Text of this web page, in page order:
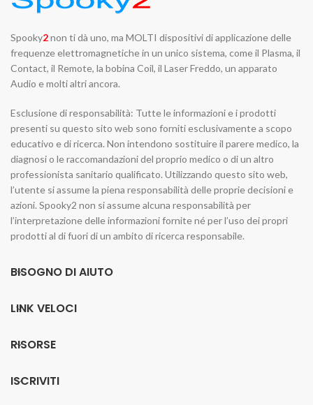
Spooky2non ti dà uno, ma MOLTI dispositivi di applicazione delle
frequenze elettromagnetiche in un unico sistema, come il Plasma, il
Contact, il Remote, la bobina Coil, il Laser Freddo, un apparato
Audio e molti altri ancora.
Esclusione di responsabilità: Tutte le informazioni e i prodotti
presenti su questo sito web sono forniti esclusivamente a scopo
educativo e di ricerca. Non intendono sostituire il parere medico, la
diagnosi o le raccomandazioni del proprio medico o di un altro
professionista sanitario qualificato. Utilizzando questo sito web,
l’utente si assume la piena responsabilità delle proprie decisioni e
azioni. Spooky2 non si assume alcuna responsabilità per
l’interpretazione delle informazioni fornite né per l’uso dei propri
prodotti al di fuori di un ambito di ricerca responsabile.
BISOGNO DI AIUTO
LINK VELOCI
RISORSE
ISCRIVITI